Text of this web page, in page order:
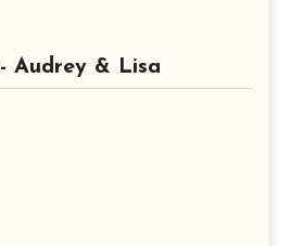
- Audrey & Lisa